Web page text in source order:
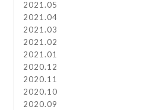
2021.05
2021.04
2021.03
2021.02
2021.01
2020.12
2020.11
2020.10
2020.09